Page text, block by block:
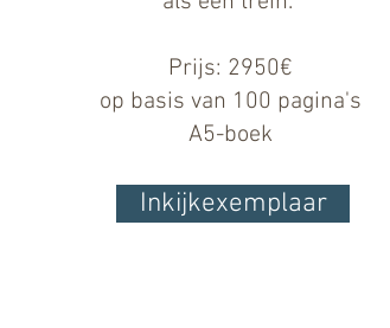
Prijs: 2950€
op basis van 100 pagina's
A5-boek
Inkijkexemplaar